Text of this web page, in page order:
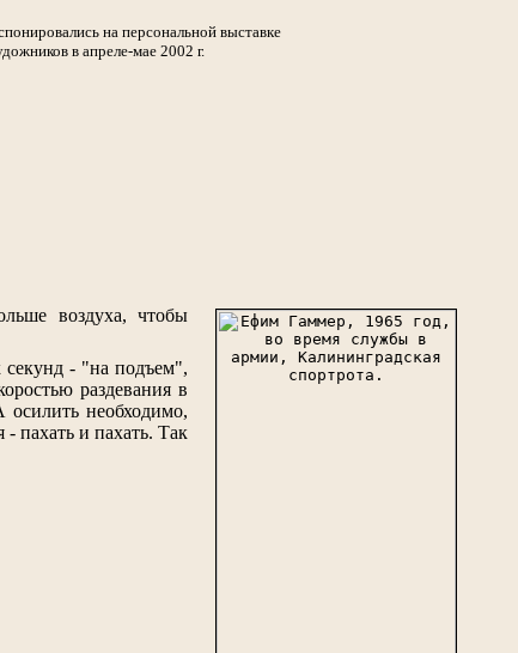
на персональной выставке
в апреле-мае 2002 г.
воздуха, чтобы
секунд - "на подъем",
раздевания в
осилить необходимо,
пахать и пахать. Так